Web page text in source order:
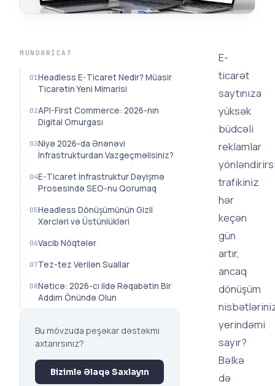
MÜNDƏRICAT
Headless E-Ticaret Nedir? Müasir
Ticarətin Yeni Mimarisi
API-First Commerce: 2026-nın
Digital Omurgası
Niyə 2026-da Ənənəvi
İnfrastrukturdan Vazgeçməlisiniz?
E-Ticaret İnfrastruktur Dəyişmə
Prosesində SEO-nu Qorumaq
Headless Dönüşümünün Gizli
Xərcləri və Üstünlükləri
Vacib Nöqtələr
Tez-tez Verilən Suallar
Nəticə: 2026-cı ildə Rəqabətin Bir
Addım Önündə Olun
Bu mövzuda peşəkar dəstəkmi
axtarırsınız?
Bizimlə Əlaqə Saxlayın
E-
ticarət
saytınıza
yüksək
büdcəli
reklamlar
trafikiniz
hər
keçən
gün
artır,
ancaq
dönüşüm
yerindəmi
sayır?
Bəlkə
də